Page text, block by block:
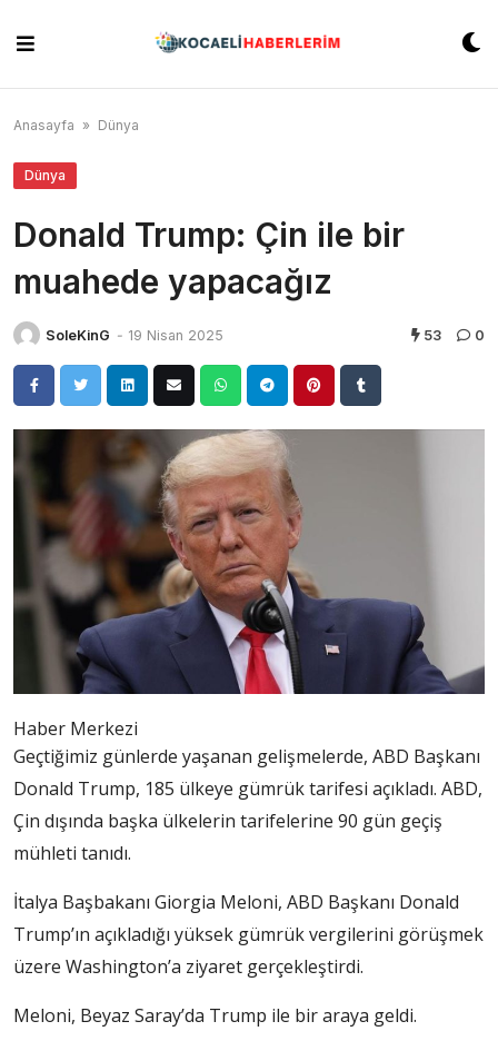
content
Anasayfa » Dünya
Dünya
Donald Trump: Çin ile bir
muahede yapacağız
SoleKinG - 19 Nisan 2025 53 0
Haber Merkezi
Geçtiğimiz günlerde yaşanan gelişmelerde, ABD Başkanı
Donald Trump, 185 ülkeye gümrük tarifesi açıkladı. ABD,
Çin dışında başka ülkelerin tarifelerine 90 gün geçiş
mühleti tanıdı.
İtalya Başbakanı Giorgia Meloni, ABD Başkanı Donald
Trump’ın açıkladığı yüksek gümrük vergilerini görüşmek
üzere Washington’a ziyaret gerçekleştirdi.
Meloni, Beyaz Saray’da Trump ile bir araya geldi.